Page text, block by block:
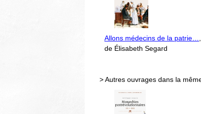
Allons médecins de la patrie…,
de Élisabeth Segard
> Autres ouvrages dans la